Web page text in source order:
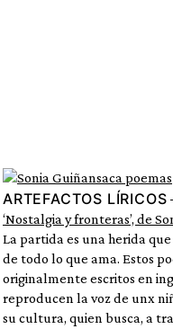
ARTEFACTOS LÍRICOS
‘Nostalgia y fronteras’, de
La partida es una herida
de todo lo que ama. Estos
originalmente escritos en
reproducen la voz de unx
su cultura, quien busca, a